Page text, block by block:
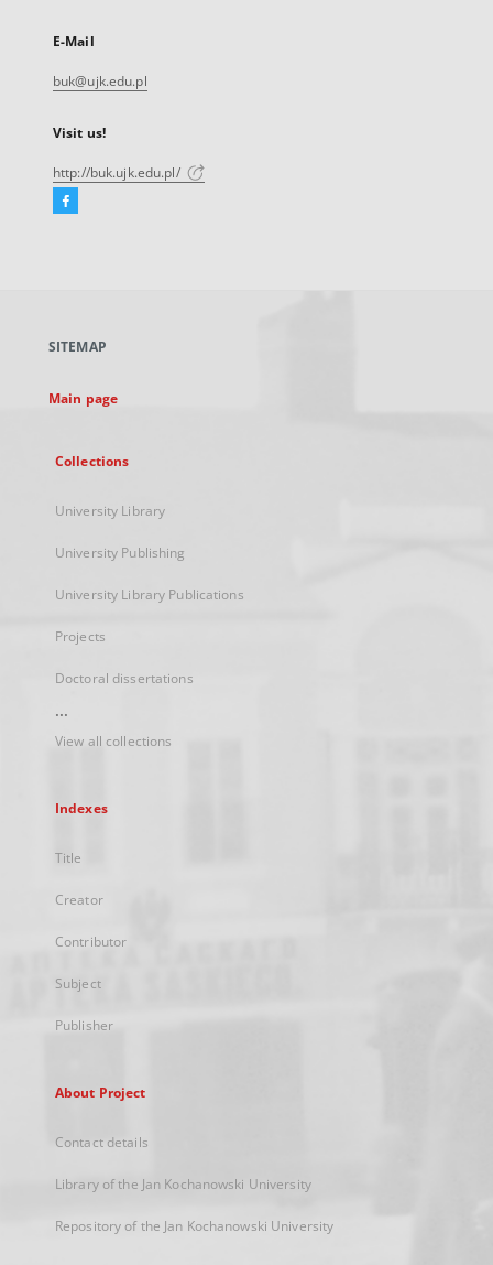
E-Mail
buk@ujk.edu.pl
Visit us!
http://buk.ujk.edu.pl/
Facebook
new
SITEMAP
Main page
Collections
University Library
University Publishing
University Library Publications
Projects
Doctoral dissertations
...
View all collections
Indexes
Title
Creator
Contributor
Subject
Publisher
About Project
Contact details
Library of the Jan Kochanowski University
Repository of the Jan Kochanowski University